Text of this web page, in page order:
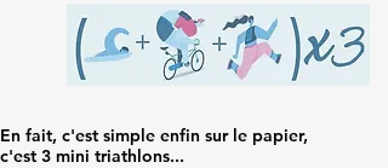
En fait, c'est simple enfin sur le papier,
c'est 3 mini triathlons...